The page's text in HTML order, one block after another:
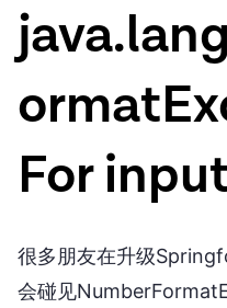
For
很多朋友在升级
会碰见